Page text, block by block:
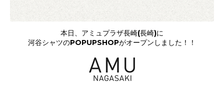
本日、アミュプラザ長崎(長崎)に
河谷シャツのPOPUPSHOPがオープンしました！！